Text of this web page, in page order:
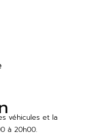
véhicules et la
à 20h00.